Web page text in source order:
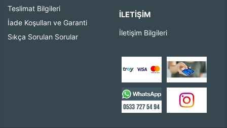
Teslimat Bilgileri
İade Koşulları ve Garanti
Sıkça Sorulan Sorular
İLETIŞIM
İletişim Bilgileri